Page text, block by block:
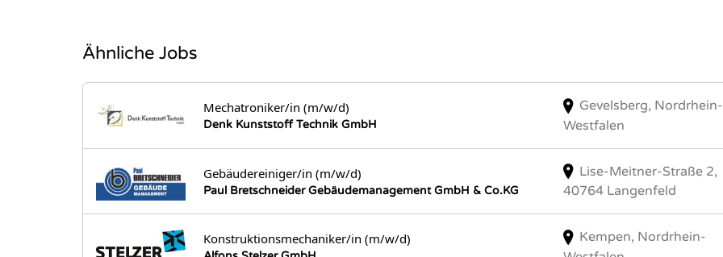
Ähnliche Jobs
Mechatroniker/in (m/w/d)
Denk Kunststoff Technik GmbH
Gevelsberg, Nordrhein-
Westfalen
Gebäudereiniger/in (m/w/d)
Paul Bretschneider Gebäudemanagement GmbH & Co.KG
Lise-Meitner-Straße 2,
40764 Langenfeld
Konstruktionsmechaniker/in (m/w/d)
Kempen, Nordrhein-